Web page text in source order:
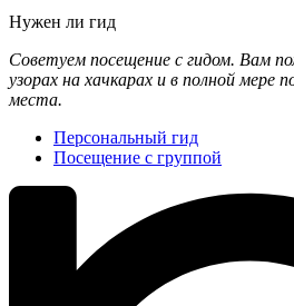
Нужен ли гид
Советуем посещение с гидом. Вам
узорах на хачкарах и в полной мере
места.
Персональный гид
Посещение с группой